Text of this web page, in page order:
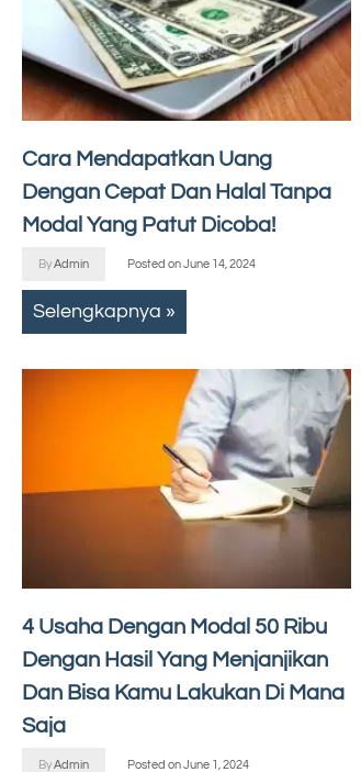
Cara Mendapatkan Uang
Dengan Cepat Dan Halal Tanpa
Modal Yang Patut Dicoba!
ByAdmin Posted onJune 14, 2024
Selengkapnya »
4 Usaha Dengan Modal 50 Ribu
Dengan Hasil Yang Menjanjikan
Dan Bisa Kamu Lakukan Di Mana
Saja
ByAdmin Posted onJune 1, 2024